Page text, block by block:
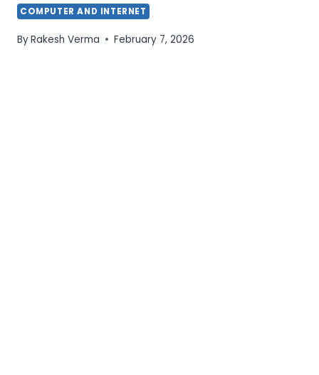
COMPUTER AND INTERNET
ByRakesh Verma February 7, 2026